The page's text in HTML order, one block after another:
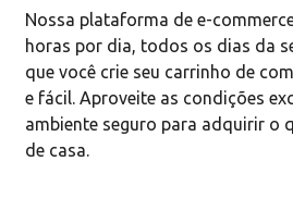
Nossa plataforma de e-
horas por dia, todos os dias da
que você crie seu carrinho de
e fácil. Aproveite as condições
ambiente seguro para adquirir o
de casa.